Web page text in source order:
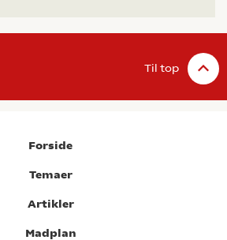
Til top
Forside
Temaer
Artikler
Madplan